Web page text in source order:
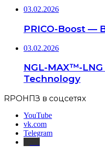
03.02.2026
PRICO-Boost —
03.02.2026
NGL-MAX™-
Technology
RPOНПЗ в соцсетях
YouTube
vk.com
Telegram